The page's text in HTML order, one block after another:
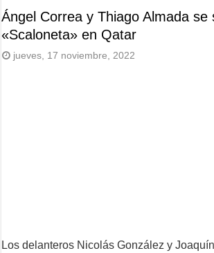
Ángel Correa y Thiago Almada se
«Scaloneta» en Qatar
jueves, 17 noviembre, 2022
Los delanteros Nicolás González y